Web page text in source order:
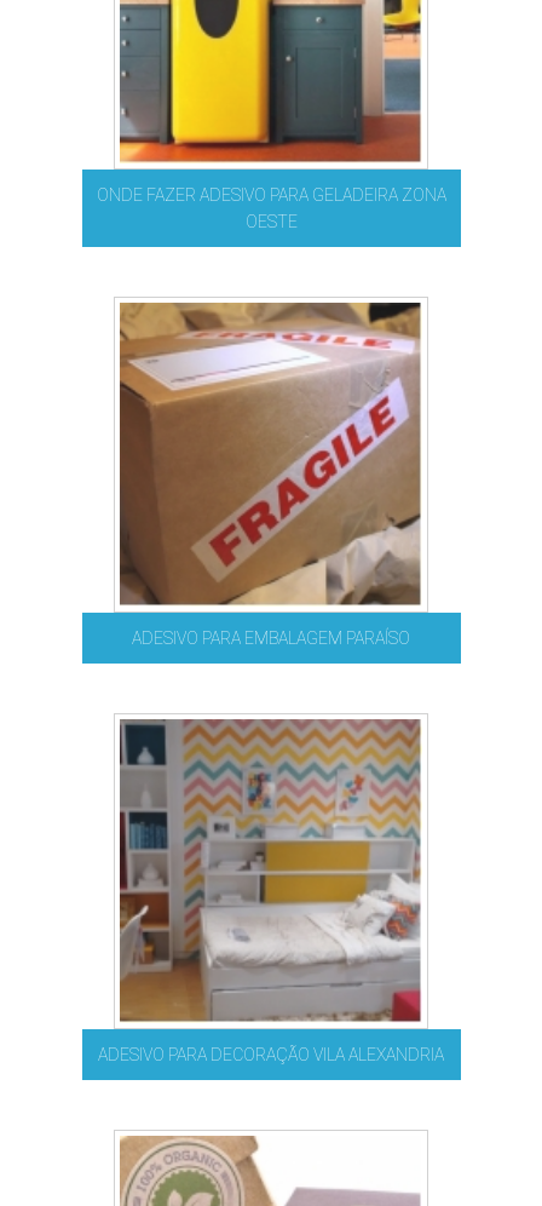
ONDE FAZER ADESIVO PARA GELADEIRA ZONA
OESTE
ADESIVO PARA EMBALAGEM PARAÍSO
ADESIVO PARA DECORAÇÃO VILA ALEXANDRIA